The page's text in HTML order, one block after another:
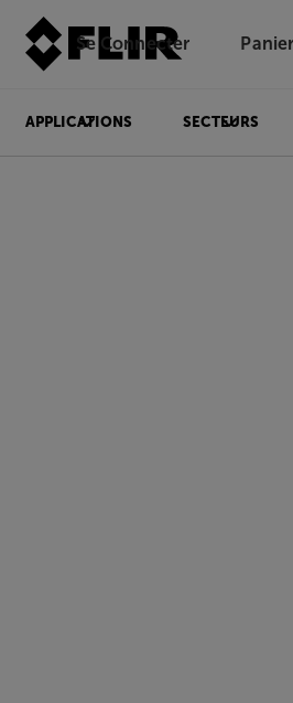
Se Connecter Unread
Panier
APPLICATIONS SECTEURS